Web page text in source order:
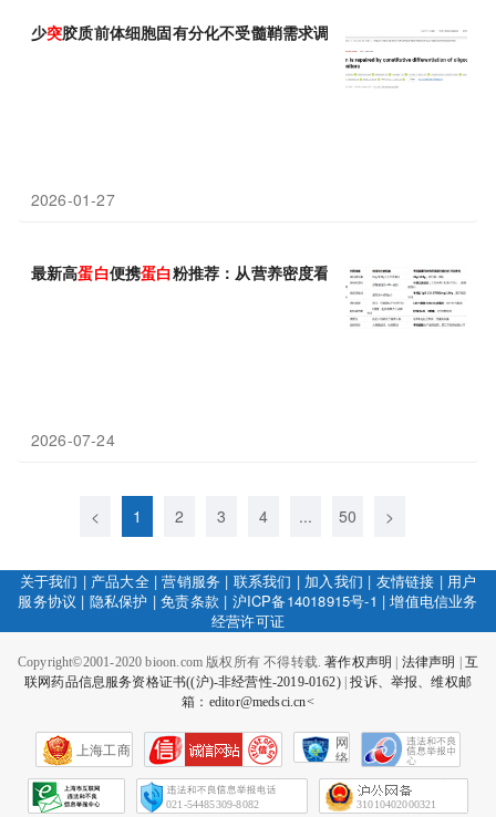
少突胶质前体细胞固有分化不受髓鞘需求调节，但随衰老和炎症而
2026-01-27
最新高蛋白便携蛋白粉推荐：从营养密度看谁是真“性价比之王”
2026-07-24
< 1 2 3 4 ... 50 >
关于我们 | 产品大全|营销服务 | 联系我们 | 加入我们 | 友情链接 | 用户
服务协议 | 隐私保护 |免责条款 | 沪ICP备14018915号-1 |增值电信业务
经营许可证
Copyright©2001-2020 bioon.com 版权所有 不得转载.著作权声明 法律声明
互
联网药品信息服务资格证书((沪)-非经营性-2019-0162)|投诉、举报、维权邮
箱：editor@medsci.cn<
上海工商
网
络
会
征
021-54485309-8082 31010402000321